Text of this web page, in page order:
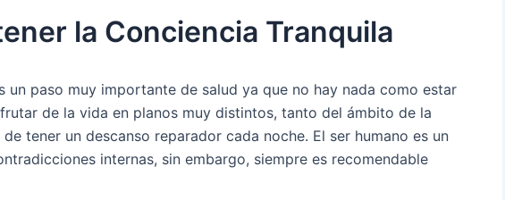
la Conciencia Tranquila
un paso muy importante de salud ya que no hay nada como estar
de la vida en planos muy distintos, tanto del ámbito de la
tener un descanso reparador cada noche. El ser humano es un
internas, sin embargo, siempre es recomendable